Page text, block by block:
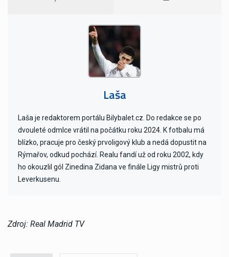
Laša
Laša je redaktorem portálu Bilybalet.cz. Do redakce se po
dvouleté odmlce vrátil na počátku roku 2024. K fotbalu má
blízko, pracuje pro český prvoligový klub a nedá dopustit na
Rýmařov, odkud pochází. Realu fandí už od roku 2002, kdy
ho okouzlil gól Zinedina Zidana ve finále Ligy mistrů proti
Leverkusenu.
Zdroj: Real Madrid TV